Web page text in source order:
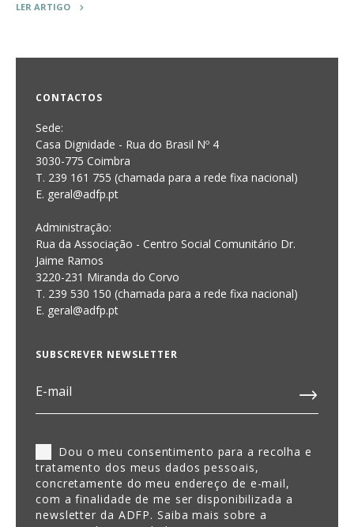
LER ARTIGO
CONTACTOS
Sede:
Casa Dignidade - Rua do Brasil Nº 4
3030-775 Coimbra
T. 239 161 755 (chamada para a rede fixa nacional)
E. geral@adfp.pt
Administração:
Rua da Associação - Centro Social Comunitário Dr.
Jaime Ramos
3220-231 Miranda do Corvo
T. 239 530 150 (chamada para a rede fixa nacional)
E. geral@adfp.pt
SUBSCREVER NEWSLETTER
Dou o meu consentimento para a recolha e
tratamento dos meus dados pessoais,
concretamente do meu endereço de e-mail,
com a finalidade de me ser disponibilizada a
newsletter da ADFP. Saiba mais sobre a